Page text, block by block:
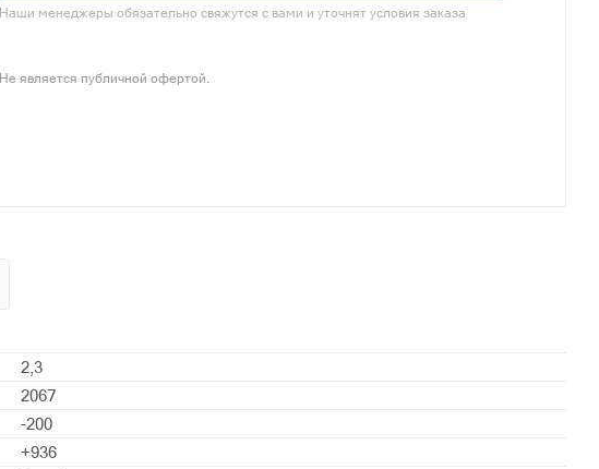
Наши менеджеры обязательно свяжутся с вами и уточнят условия заказа
Не является публичной офертой.
2,3
2067
-200
+936